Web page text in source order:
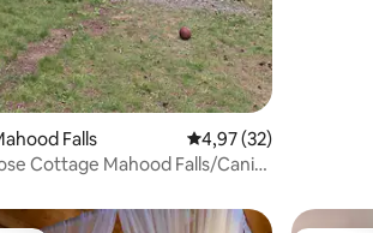
Falls 4,97 av 5 i
4,97 (32)
Cottage Mahood Falls/Canim